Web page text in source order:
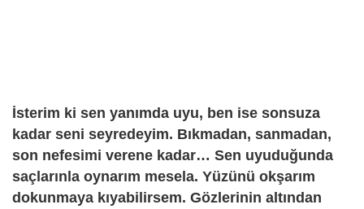
İsterim ki sen yanımda uyu, ben ise sonsuza
kadar seni seyredeyim. Bıkmadan, sanmadan,
son nefesimi verene kadar… Sen uyuduğunda
saçlarınla oynarım mesela. Yüzünü okşarım
dokunmaya kıyabilirsem. Gözlerinin altından